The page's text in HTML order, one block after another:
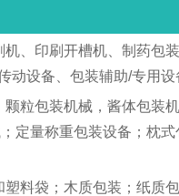
、印刷开槽机、制药包
设备、包装辅助/专用
粒包装机械，酱体包装
定量称重包装设备；枕
料袋；木质包装；纸质